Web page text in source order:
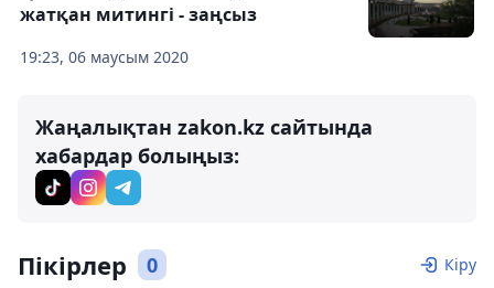
19:23, 06 маусым 2020
жатқан митингі - заңсыз
Жаңалықтан zakon.kz сайтында
хабардар болыңыз:
Пікірлер 0 Кіру